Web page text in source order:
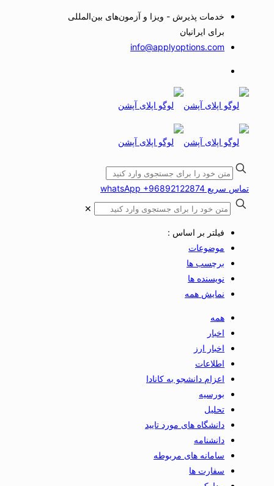
خدمات پذیرش - ویزا و آزمون‌های بین‌المللی
برای ایرانیان
info@applyoptions.com
تماس سریع whatsApp +96892122874
✕
فیلتر بر اساس :
موضوعات
برچسب ها
نویسنده ها
نمایش همه
همه
اخبار
اخبار ارز
اطلاعات
اعزام دانشجو به کانادا
بورسیه
تحلیل
دانشگاه های مورد تایید
دانشنامه
سامانه های مربوطه
سفارت ها